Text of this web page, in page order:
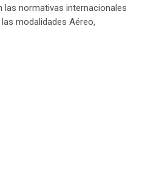
normativas internacionales
modalidades Aéreo,